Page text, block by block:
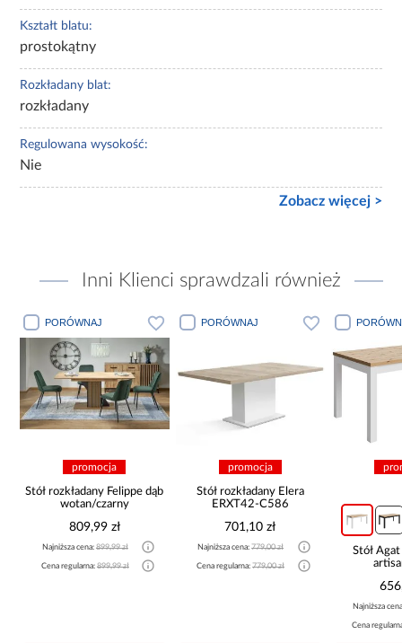
Kształt blatu:
prostokątny
Rozkładany blat:
rozkładany
Regulowana wysokość:
Nie
Zobacz więcej >
Inni Klienci sprawdzali również
PORÓWNAJ
promocja
Stół rozkładany Felippe dąb
wotan/czarny
809,99 zł
Najniższa cena: 899,99 zł
Cena regularna: 899,99 zł
PORÓWNAJ
promocja
Stół rozkładany Elera
ERXT42-C586
701,10 zł
Najniższa cena:779,00 zł
Cena regularna:779,00 zł
Stół
Najniższa
Cena